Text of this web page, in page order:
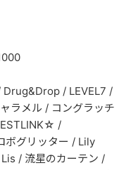
Drug&Drop / LEVEL7 /
ラメル / コングラッチ
ESTLINK☆ /
グリッター / Lily
/ 流星のカーテン /